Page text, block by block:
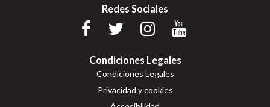
Redes Sociales
Condiciones Legales
Condiciones Legales
Privacidad y cookies